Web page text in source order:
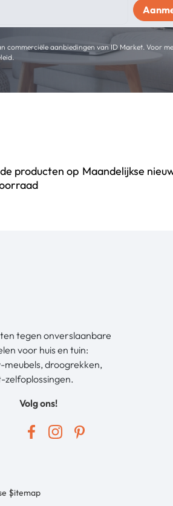
commerciële aanbiedingen van ID Market. Voor
producten op Maandelijkse
tegen onverslaanbare
voor huis en tuin:
droogrekken,
zelfoplossingen.
Volg ons!
Sitemap